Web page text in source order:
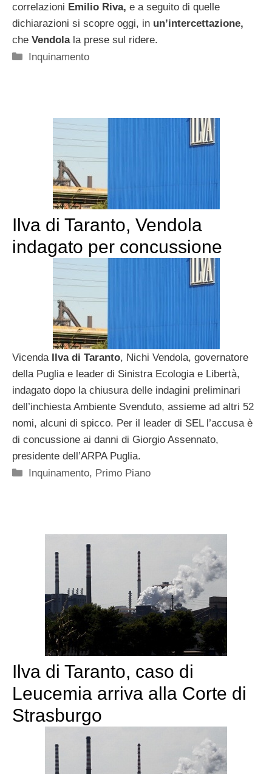
correlazioni Emilio Riva, e a seguito di quelle
dichiarazioni si scopre oggi, in un’intercettazione,
che Vendolala prese sul ridere.
Categorie
Inquinamento
Ilva di Taranto, Vendola
indagato per concussione
Vicenda Ilva di Taranto, Nichi Vendola, governatore
della Puglia e leader di Sinistra Ecologia e Libertà,
indagato dopo la chiusura delle indagini preliminari
dell’inchiesta Ambiente Svenduto, assieme ad altri 52
nomi, alcuni di spicco. Per il leader di SEL l’accusa è
di concussione ai danni di Giorgio Assennato,
presidente dell’ARPA Puglia.
Categorie
Inquinamento, Primo Piano
Ilva di Taranto, caso di
Leucemia arriva alla Corte di
Strasburgo